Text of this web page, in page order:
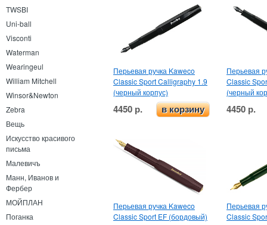
TWSBI
Uni-ball
Visconti
Waterman
Wearingeul
William Mitchell
Winsor&Newton
Zebra
Вещь
Искусство красивого
письма
Малевичъ
Манн, Иванов и
Фербер
МОЙПЛАН
Поганка
Перьевая ручка Kaweco
Classic Sport Calligraphy 1.9
(черный корпус)
4450 р. в корзину
Перьевая
Classic
(черный
4450 р.
Перьевая ручка Kaweco
Classic Sport EF (бордовый)
Перьевая
Classic